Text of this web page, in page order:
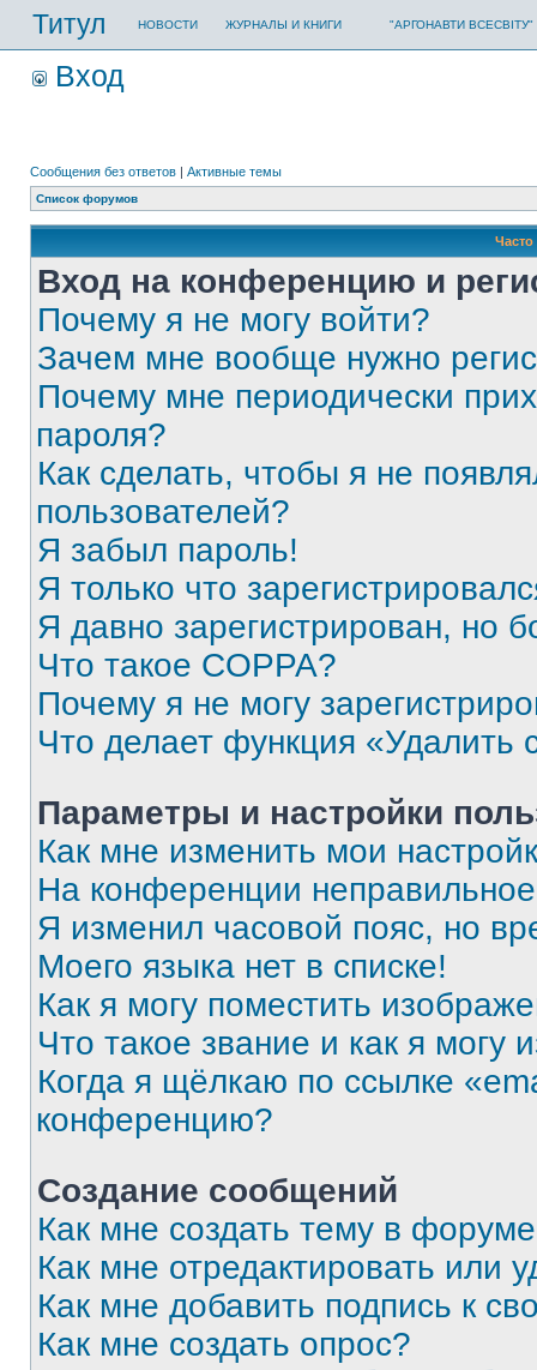
Титул НОВОСТИ ЖУРНАЛЫ И КНИГИ "АРГОНАВТИ ВСЕСВІТУ"
Вход
Сообщения без ответов | Активные темы
Список форумов
Вход на конференцию и
Почему я не могу войти?
Зачем мне вообще нужно
Почему мне периодически
пароля?
Как сделать, чтобы я не
пользователей?
Я забыл пароль!
Я только что
Я давно зарегистрирован, но
Что такое COPPA?
Почему я не могу
Что делает функция «Удалить
Параметры и настройки
Как мне изменить мои
На конференции
Я изменил часовой пояс, но
Моего языка нет в списке!
Как я могу поместить
Что такое звание и как я могу
Когда я щёлкаю по ссылке
конференцию?
Создание сообщений
Как мне создать тему в
Как мне отредактировать или
Как мне добавить подпись к
Как мне создать опрос?